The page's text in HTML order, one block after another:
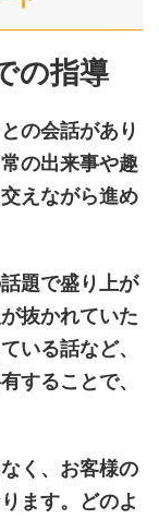
の指導
の会話があり
の出来事や趣
えながら進め
題で盛り上が
抜かれていた
いる話など、
することで、
く、お客様の
ます。どのよ